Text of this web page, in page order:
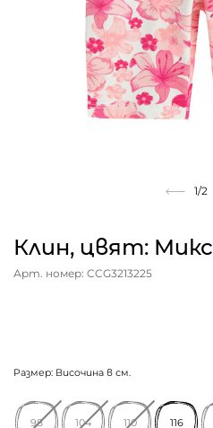
1/2
Клин, цвят: Микс
Арт. номер: CCG3213225
Размер: Височина в см.
98 104 110 116